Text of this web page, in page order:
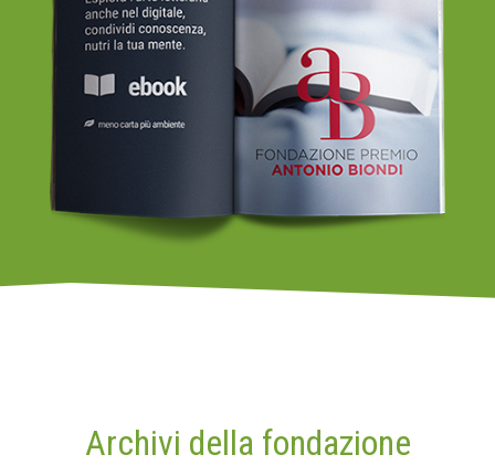
Archivi della fondazione